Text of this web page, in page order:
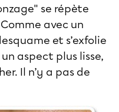
se répète
avec un
et s’exfolie
aspect plus lisse,
Il n’y a pas de